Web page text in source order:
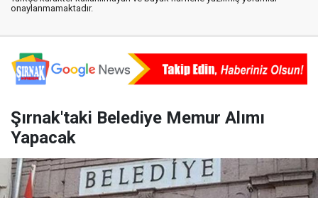
onaylanmamaktadır.
Şırnak'taki Belediye Memur Alımı
Yapacak